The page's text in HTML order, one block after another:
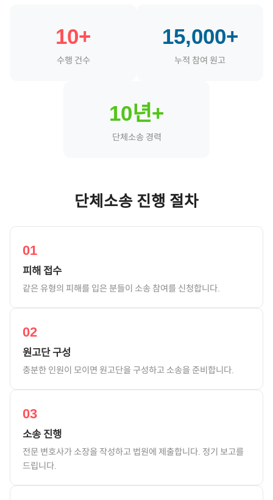
10+
수행 건수
15,000+
누적 참여 원고
10년+
단체소송 경력
단체소송 진행 절차
01
피해 접수
같은 유형의 피해를 입은 분들이 소송 참여를 신청합니다.
02
원고단 구성
충분한 인원이 모이면 원고단을 구성하고 소송을 준비합니다.
03
소송 진행
전문 변호사가 소장을 작성하고 법원에 제출합니다. 정기 보고를
드립니다.